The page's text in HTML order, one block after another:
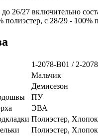
26/27 включительно
полиэстер, с 28/29 - 100%
1-2078-B01 / 2-
Мальчик
Демисезон
ПУ
ЭВА
Полиэстер, Хлопок
Полиэстер, Хлопок